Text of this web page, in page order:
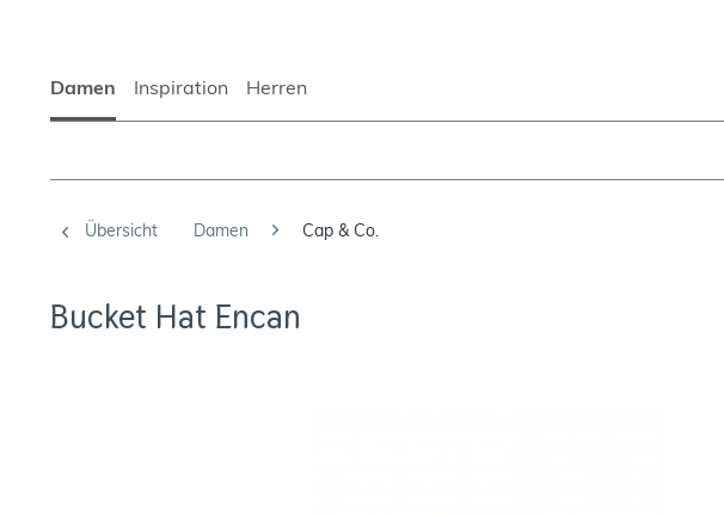
Damen Inspiration Herren
Übersicht Damen Cap & Co.
Bucket Hat Encan